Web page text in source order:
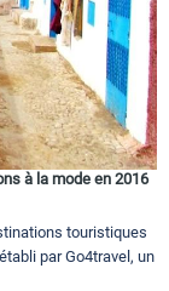
à la mode en 2016
touristiques
par Go4travel, un